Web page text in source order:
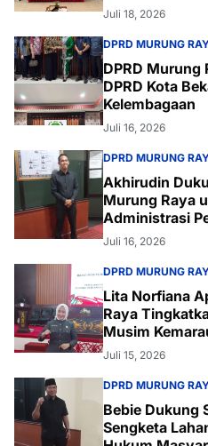
Juli 18, 2026
DPRD MURUNG
DPRD Murung
DPRD Kota
Kelembagaan
Juli 16, 2026
DPRD MURUNG
Akhirudin
Murung Raya
Administrasi
Juli 16, 2026
DPRD MURUNG
Lita Norfiana
Raya
Musim
Juli 15, 2026
DPRD MURUNG
Bebie Dukung
Sengketa